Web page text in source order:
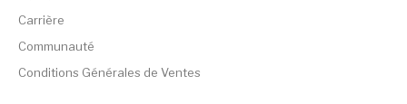
Carrière
Communauté
Conditions Générales de Ventes